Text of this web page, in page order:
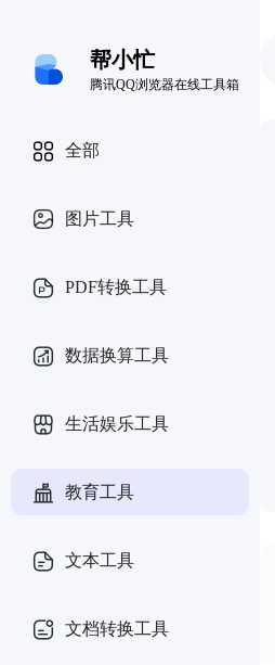
帮小忙
腾讯QQ浏览器在线工具箱
全部
图片工具
PDF转换工具
数据换算工具
生活娱乐工具
教育工具
文本工具
文档转换工具